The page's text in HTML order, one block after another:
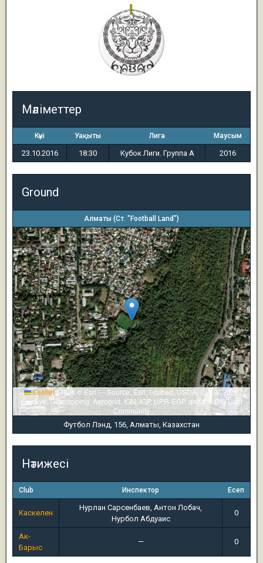
Мәліметтер
Күні Уақыты Лига Маусым
23.10.2016 18:30 Кубок Лиги. Группа A 2016
Ground
Алматы (Ст. "Football Land")
Leaflet|Tiles © Esri — Source: Esri, i-cubed, USDA, USGS, AEX,
GeoEye, Getmapping, Aerogrid, IGN, IGP, UPR-EGP, and the GIS User
Community
Футбол Лэнд, 156, Алматы, Казахстан
Нәтижесі
Club Инспектор Есеп
Каскелен
Нурлан Сарсенбаев, Антон Лобач,
Нурбол Абдуаис
0
Ак-
Барыс
— 0